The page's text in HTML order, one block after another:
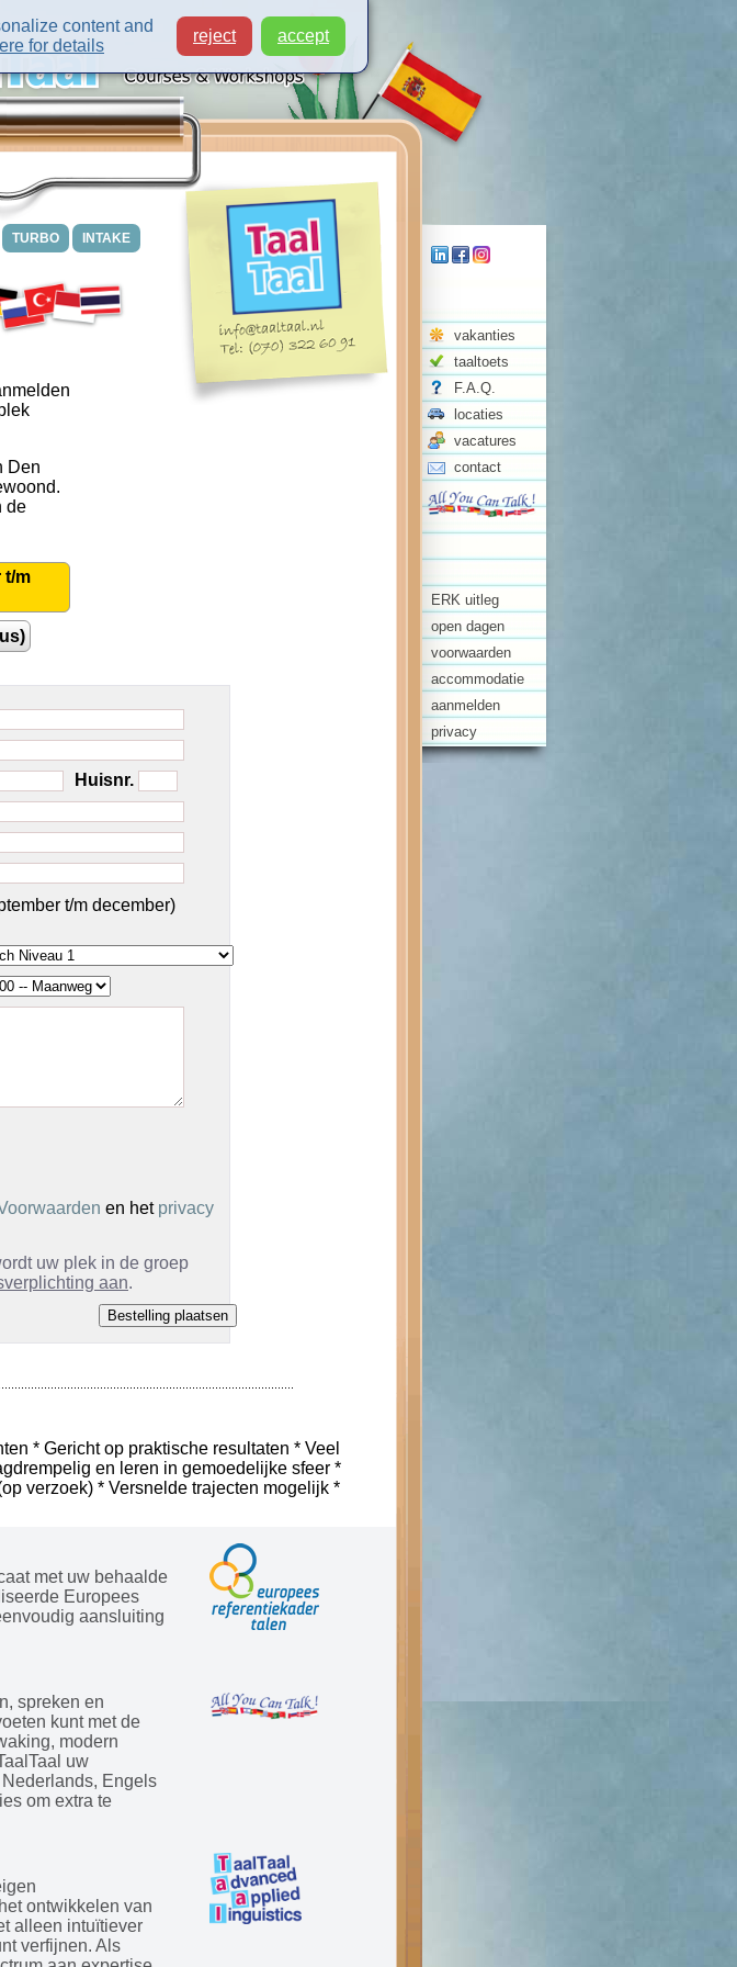
vakanties
taaltoets
F.A.Q.
locaties
vacatures
contact
ERK uitleg
open dagen
voorwaarden
accommodatie
aanmelden
privacy
TURBO INTAKE
Den
de
t/m
Huisnr.
t/m december)
en het privacy
uw plek in de groep
aan.
* Gericht op praktische resultaten * Veel
en leren in gemoedelijke sfeer *
verzoek) * Versnelde trajecten mogelijk *
met uw behaalde
Europees
aansluiting
spreken en
kunt met de
modern
uw
Engels
om extra te
ontwikkelen van
alleen intuïtiever
verfijnen. Als
content and
for details
reject accept